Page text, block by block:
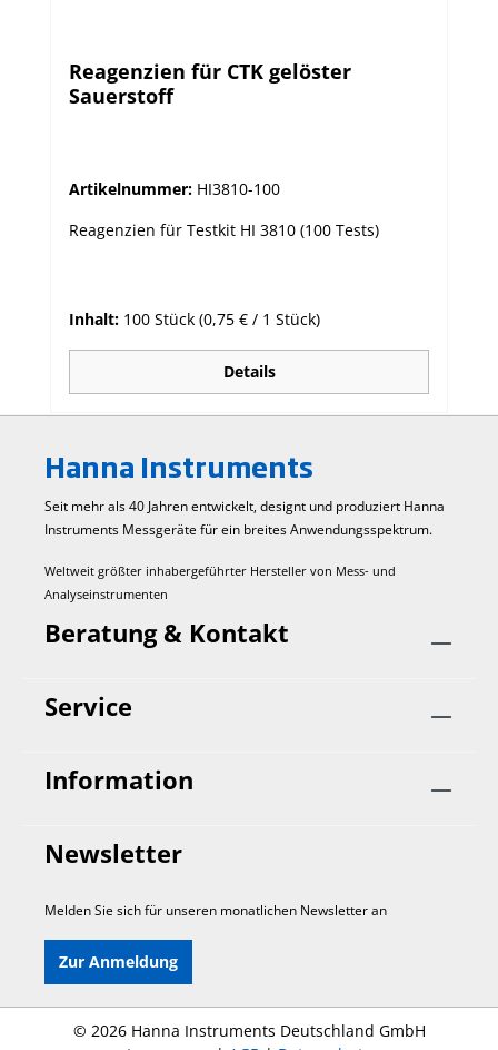
Reagenzien für CTK gelöster
Sauerstoff
Artikelnummer: HI3810-100
Reagenzien für Testkit HI 3810 (100 Tests)
Inhalt: 100 Stück (0,75 € / 1 Stück)
Details
Hanna Instruments
Seit mehr als 40 Jahren entwickelt, designt und produziert Hanna
Instruments Mess­geräte für ein breites Anwendungs­spektrum.
Weltweit größter inhabergeführter Hersteller von Mess- und
Analyseinstrumenten
Beratung & Kontakt
Service
Information
Newsletter
Melden Sie sich für unseren monatlichen Newsletter an
Zur Anmeldung
© 2026 Hanna Instruments Deutschland GmbH